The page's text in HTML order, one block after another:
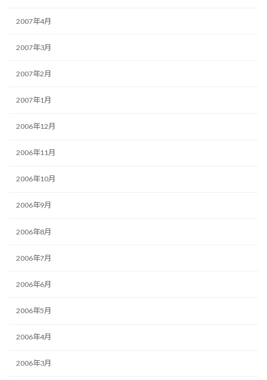
2007年4月
2007年3月
2007年2月
2007年1月
2006年12月
2006年11月
2006年10月
2006年9月
2006年8月
2006年7月
2006年6月
2006年5月
2006年4月
2006年3月